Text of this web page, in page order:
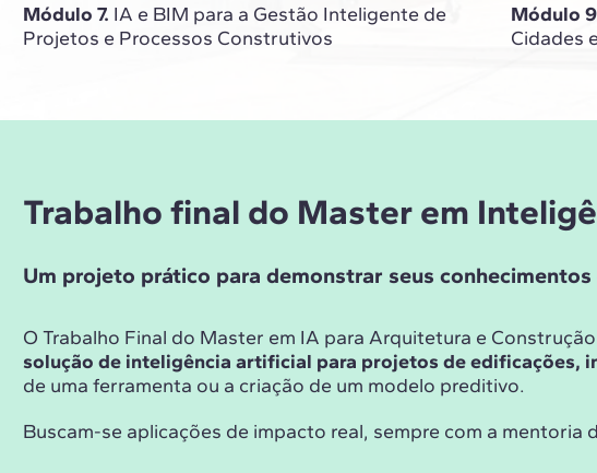
Módulo 7. IA e BIM para a Gestão Inteligente de
Projetos e Processos Construtivos
Módulo
Cidades
Trabalho final do Master em
Um projeto prático para demonstrar seus
O Trabalho Final do Master em IA para Arquitetura e
solução de inteligência artificial para projetos de edificações,
de uma ferramenta ou a criação de um modelo preditivo.
Buscam-se aplicações de impacto real, sempre com a